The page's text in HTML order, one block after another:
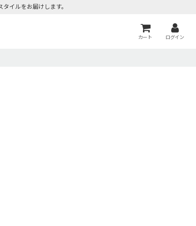
イルをお届けします。
カート ログイン